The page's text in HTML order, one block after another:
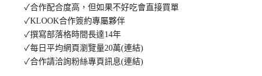
✓合作配合度高，但如果不好吃會直接買單
✓KLOOK合作簽約專屬夥伴
✓撰寫部落格時間長達14年
✓每日平均網頁瀏覽量20萬(連結)
✓合作請洽詢粉絲專頁訊息(連結)